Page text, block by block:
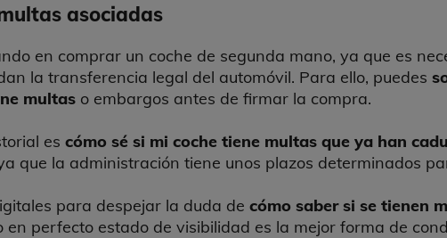
asociadas
en comprar un coche de segunda mano, ya que es
la transferencia legal del automóvil. Para ello, puedes
multas o embargos antes de firmar la compra.
es cómo sé si mi coche tiene multas que ya han
que la administración tiene unos plazos determinados
para despejar la duda de cómo saber si se tienen
en perfecto estado de visibilidad es la mejor forma de